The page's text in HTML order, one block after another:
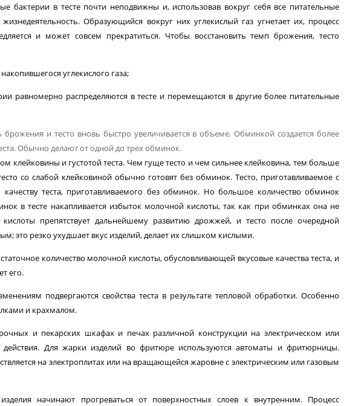
бактерии в тесте почти неподвижны и, использовав вокруг себя все питательные
Образующийся вокруг них углекислый газ угнетает их, процесс
и может совсем прекратиться. Чтобы восстановить темп брожения, тесто
углекислого газа;
равномерно распределя­ются в тесте и перемещаются в другие более питательные
брожения и тесто вновь быстро увеличивается в объеме. Обминкой создается более
Обычно делают от одной до трех обминок.
клейковины и густотой теста. Чем гуще тесто и чем сильнее клейковина, тем больше
со слабой клейковиной обычно готовят без обминок. Тесто, приготавливаемое с
теста, приготавливаемого без обминок. Но большое количество обминок
в тесте накапливается избыток молочной кислоты, так как при обминках она не
препятствует дальнейшему развитию дрожжей, и тесто после очередной
это резко ухуд­шает вкус изделий, делает их слишком кислыми.
количество мо­лочной кислоты, обусловливающей вкусовые качества теста, и
его.
подвергаются свой­ства теста в результате тепловой обработки. Особенно
и крахмалом.
и пекарских шкафах и печах различной конструкции на электрическом или
действия. Для жарки изделий во фритю­ре используются автоматы и фритюрницы.
на электроплитах или на вращающейся жа­ровне с электрическим или газовым
начинают прогревать­ся от поверхностных слоев к внутренним. Процесс